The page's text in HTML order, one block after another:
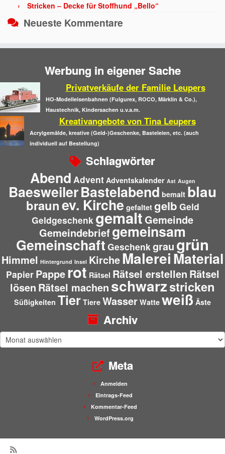
Stricken – Decke für Stoffhund „Bello“
Neueste Kommentare
Werbung in eigener Sache
Privatverkäufe der Familie Leupers
HO-Modelleisenbahnen (Fulgurex, ROCO, Märklin & Co.),
Haustechnik, Kindersachen u.v.a.m.
Kreativangebote von Tina Leupers
Acrylgemälde, kreative (Geld-)Geschenke, Basteleien, etc. (auch
individuell auf Bestellung)
Schlagwörter
Abend Advent Adventskalender Ast Augen
BaesweilerBastelabend bemalt blau
braunev. Kirche gefaltet gelb Geld
Geldgeschenk gemaltGemeinde
Gemeindebriefgemeinsam
Gemeinschaft Geschenkgrau grün
Himmel Hintergrund Insel KircheMalereiMaterial
Papier Papperot Rätsel Rätsel erstellen Rätsel
lösen Rätsel machen schwarzstricken
Süßigkeiten Tier Tiere Wasser Watte weiß Äste
Archiv
Archiv
Meta
Anmelden
Eintrags-Feed
Kommentar-Feed
WordPress.org